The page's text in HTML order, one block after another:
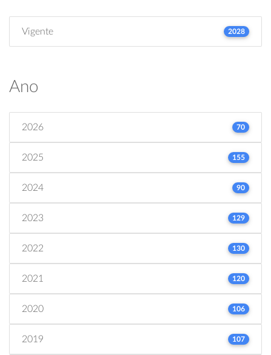
Vigente 2028
Ano
2026 70
2025 155
2024 90
2023 129
2022 130
2021 120
2020 106
2019 107